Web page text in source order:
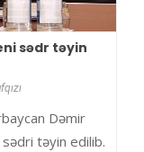
sədr təyin
Dəmir
sədri təyin edilib.